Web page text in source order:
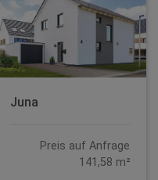
Juna
Preis auf Anfrage
141,58 m²